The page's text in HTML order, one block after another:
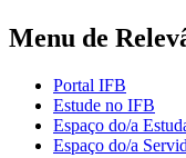
Menu de
Portal IFB
Estude no IFB
Espaço do/a
Espaço do/a